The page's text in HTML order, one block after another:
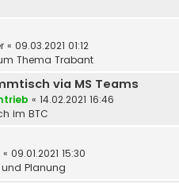
« 09.03.2021 01:12
Thema Trabant
via MS Teams
« 14.02.2021 16:46
im BTC
« 09.01.2021 15:30
und Planung